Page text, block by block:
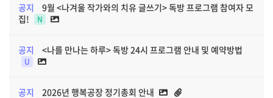
공지
9월 <나겨울 작가와의 치유 글쓰기> 독방 프로그램 참여자 모
집!
N
공지 <나를 만나는 하루> 독방 24시 프로그램 안내 및 예약방법
U
공지 2026년 행복공장 정기총회 안내